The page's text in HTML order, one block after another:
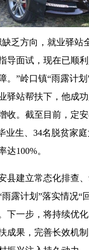
方向，就业驿站
导面试，现在已顺
。”岭口镇“雨露计
驿站帮扶下，他成
收。截至目前，定安
业生、34名脱贫家
达100%。
建立常态化排查、
露计划”落实情况“
下一步，将持续优
成果，完善长效机